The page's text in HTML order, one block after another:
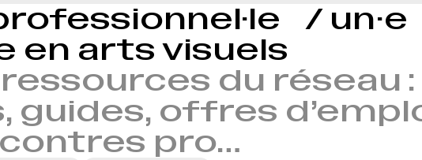
/ un·e
en arts visuels
du réseau :
offres
pro…